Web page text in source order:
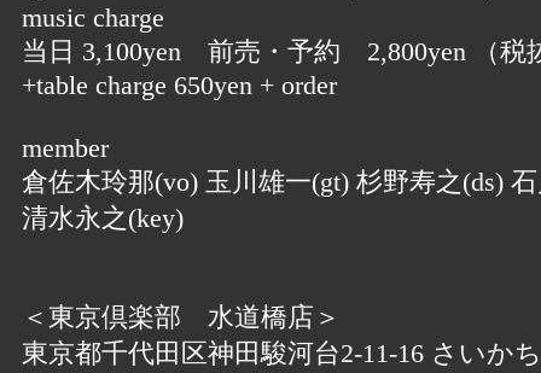
music charge
当日 3,100yen 前売・予約 2,800yen （税
+table charge 650yen + order
member
倉佐木玲那(vo) 玉川雄一(gt) 杉野寿之(ds)
清水永之(key)
＜東京倶楽部 水道橋店＞
東京都千代田区神田駿河台2-11-16 さいか